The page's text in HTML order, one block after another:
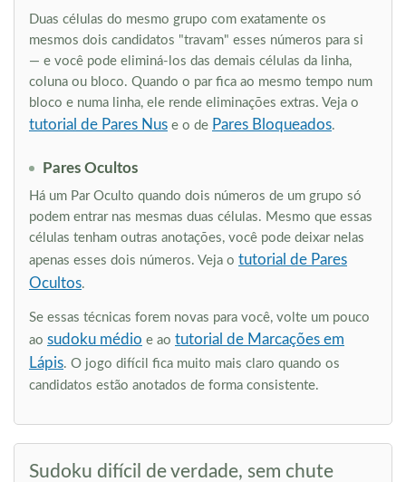
Duas células do mesmo grupo com exatamente os
mesmos dois candidatos "travam" esses números para si
— e você pode eliminá-los das demais células da linha,
coluna ou bloco. Quando o par fica ao mesmo tempo num
bloco e numa linha, ele rende eliminações extras. Veja o
tutorial de Pares Nus e o de Pares Bloqueados.
Pares Ocultos
Há um Par Oculto quando dois números de um grupo só
podem entrar nas mesmas duas células. Mesmo que essas
células tenham outras anotações, você pode deixar nelas
apenas esses dois números. Veja o tutorial de Pares
Ocultos.
Se essas técnicas forem novas para você, volte um pouco
ao sudoku médio e ao tutorial de Marcações em
Lápis. O jogo difícil fica muito mais claro quando os
candidatos estão anotados de forma consistente.
Sudoku difícil de verdade, sem chute